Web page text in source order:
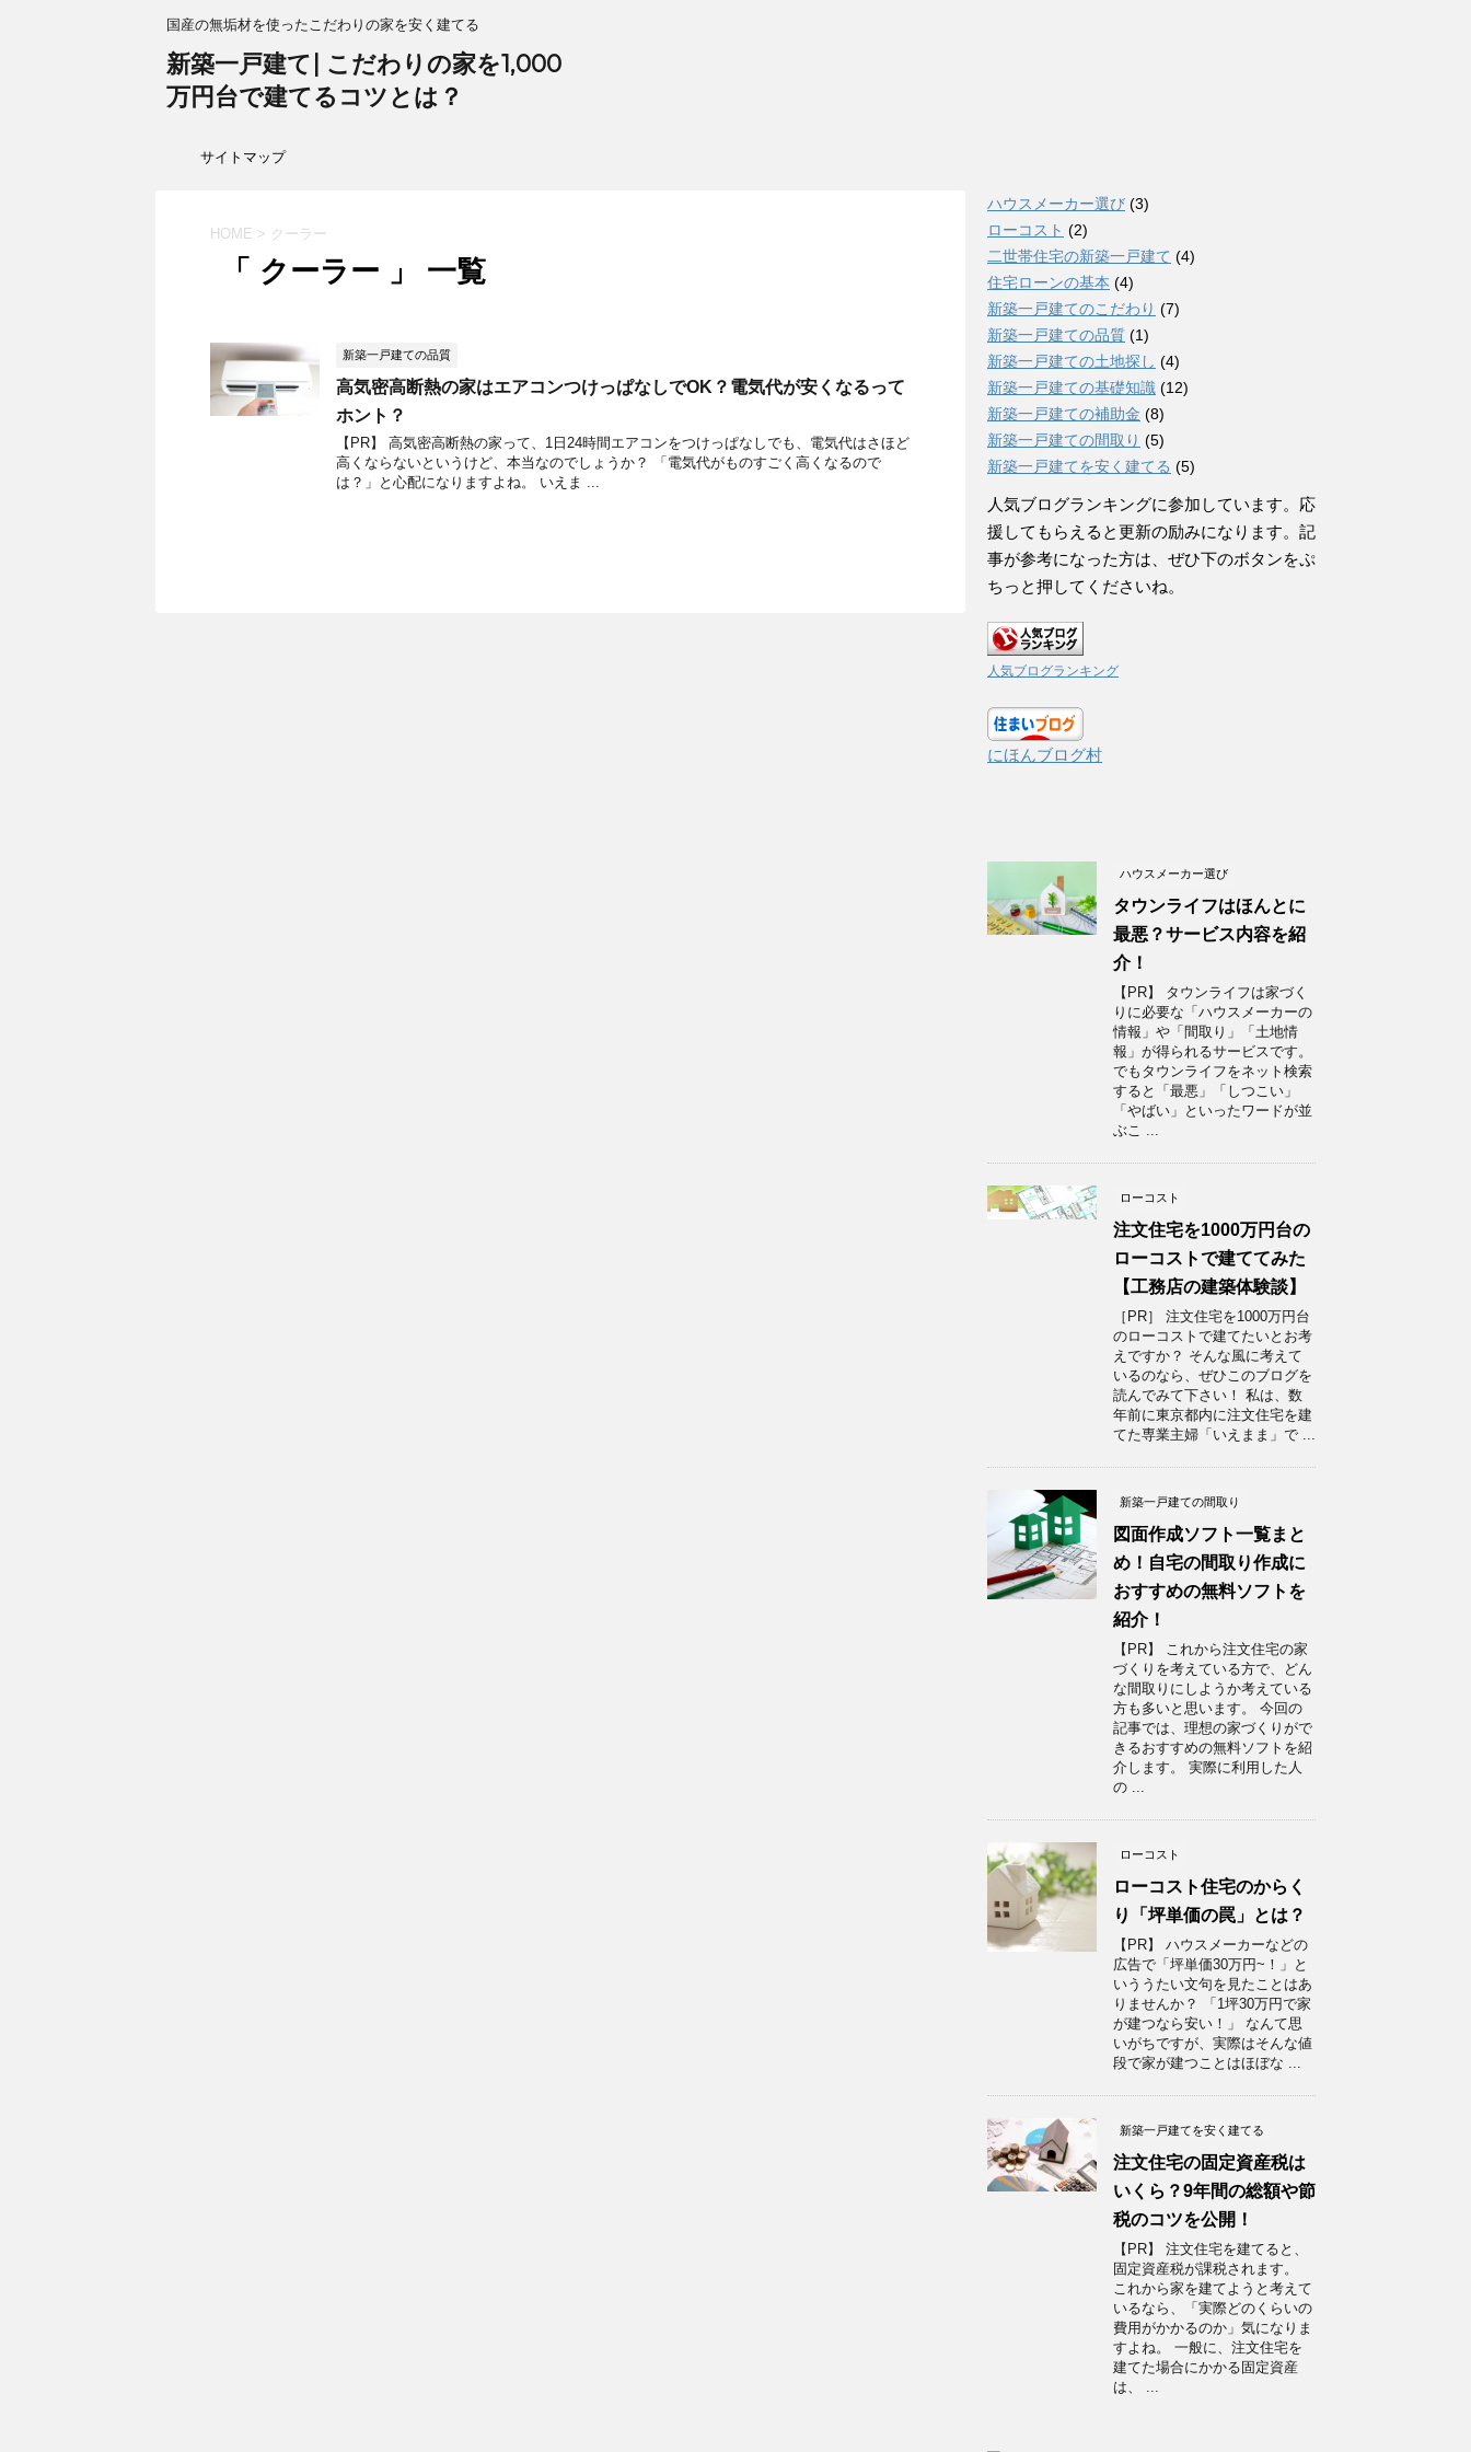
国産の無垢材を使ったこだわりの家を安く建てる
新築一戸建て| こだわりの家を1,000
万円台で建てるコツとは？
サイトマップ
HOME > クーラー
「 クーラー 」 一覧
新築一戸建ての品質
高気密高断熱の家はエアコンつけっぱなしでOK？電気代が安くなるって
ホント？
【PR】 高気密高断熱の家って、1日24時間エアコンをつけっぱなしでも、電気代はさほど
高くならないというけど、本当なのでしょうか？ 「電気代がものすごく高くなるので
は？」と心配になりますよね。 いえま ...
ハウスメーカー選び (3)
ローコスト (2)
二世帯住宅の新築一戸建て (4)
住宅ローンの基本 (4)
新築一戸建てのこだわり (7)
新築一戸建ての品質 (1)
新築一戸建ての土地探し (4)
新築一戸建ての基礎知識 (12)
新築一戸建ての補助金 (8)
新築一戸建ての間取り (5)
新築一戸建てを安く建てる (5)
人気ブログランキングに参加しています。応
援してもらえると更新の励みになります。記
事が参考になった方は、ぜひ下のボタンをぷ
ちっと押してくださいね。
人気ブログランキング
にほんブログ村
ハウスメーカー選び
タウンライフはほんとに
最悪？サービス内容を紹
介！
【PR】 タウンライフは家づく
りに必要な「ハウスメーカーの
情報」や「間取り」「土地情
報」が得られるサービスです。
でもタウンライフをネット検索
すると「最悪」「しつこい」
「やばい」といったワードが並
ぶこ ...
ローコスト
注文住宅を1000万円台の
ローコストで建ててみた
【工務店の建築体験談】
［PR］ 注文住宅を1000万円台
のローコストで建てたいとお考
えですか？ そんな風に考えて
いるのなら、ぜひこのブログを
読んでみて下さい！ 私は、数
年前に東京都内に注文住宅を建
てた専業主婦「いえまま」で ...
新築一戸建ての間取り
図面作成ソフト一覧まと
め！自宅の間取り作成に
おすすめの無料ソフトを
紹介！
【PR】 これから注文住宅の家
づくりを考えている方で、どん
な間取りにしようか考えている
方も多いと思います。 今回の
記事では、理想の家づくりがで
きるおすすめの無料ソフトを紹
介します。 実際に利用した人
の ...
ローコスト
ローコスト住宅のからく
り「坪単価の罠」とは？
【PR】 ハウスメーカーなどの
広告で「坪単価30万円~！」と
いううたい文句を見たことはあ
りませんか？ 「1坪30万円で家
が建つなら安い！」 なんて思
いがちですが、実際はそんな値
段で家が建つことはほぼな ...
新築一戸建てを安く建てる
注文住宅の固定資産税は
いくら？9年間の総額や節
税のコツを公開！
【PR】 注文住宅を建てると、
固定資産税が課税されます。
これから家を建てようと考えて
いるなら、「実際どのくらいの
費用がかかるのか」気になりま
すよね。 一般に、注文住宅を
建てた場合にかかる固定資産
は、 ...